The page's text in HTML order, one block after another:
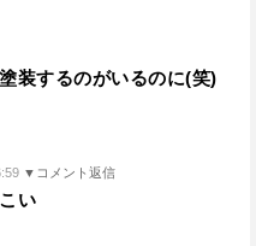
装するのがいるのに(笑)
▼コメント返信
い